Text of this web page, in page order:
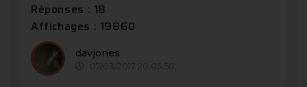
Réponses : 18
Affichages : 19860
davjones
07/03/2017 20:05:50